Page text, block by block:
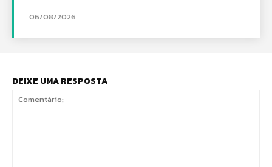
06/08/2026
DEIXE UMA RESPOSTA